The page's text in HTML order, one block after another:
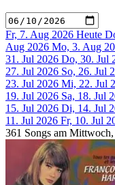
Fr, 7. Aug 2026 Heute
Aug 2026 Mo, 3. Aug
31. Jul 2026 Do, 30. Jul
27. Jul 2026 So, 26. Jul
23. Jul 2026 Mi, 22. Jul
19. Jul 2026 Sa, 18. Jul
15. Jul 2026 Di, 14. Jul
11. Jul 2026 Fr, 10. Jul
361 Songs am